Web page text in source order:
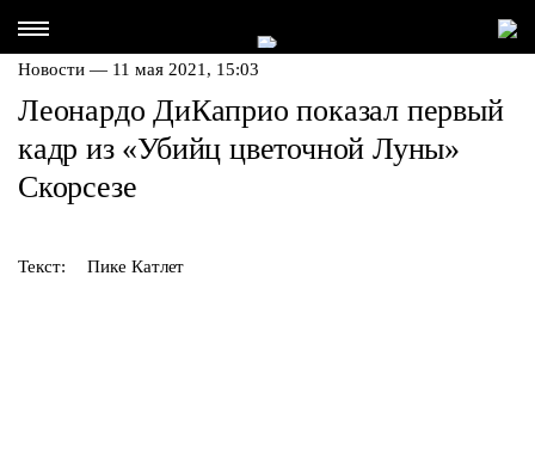
Новости — 11 мая 2021, 15:03
Леонардо ДиКаприо показал первый
кадр из «Убийц цветочной Луны»
Скорсезе
Текст: Пике Катлет